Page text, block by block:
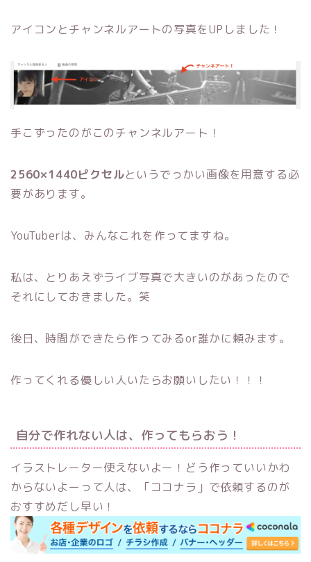
アイコンとチャンネルアートの写真をUPしました！
手こずったのがこのチャンネルアート！
2560×1440ピクセルというでっかい画像を用意する必
要があります。
YouTuberは、みんなこれを作ってますね。
私は、とりあえずライブ写真で大きいのがあったので
それにしておきました。笑
後日、時間ができたら作ってみるor誰かに頼みます。
作ってくれる優しい人いたらお願いしたい！！！
自分で作れない人は、作ってもらおう！
イラストレーター使えないよー！どう作っていいかわ
からないよーって人は、「ココナラ」で依頼するのが
おすすめだし早い！